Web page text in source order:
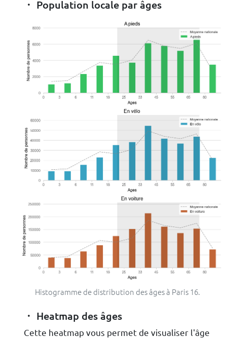
Population locale par âges
Histogramme de distribution des âges à Paris 16.
Heatmap des âges
Cette heatmap vous permet de visualiser l'âge